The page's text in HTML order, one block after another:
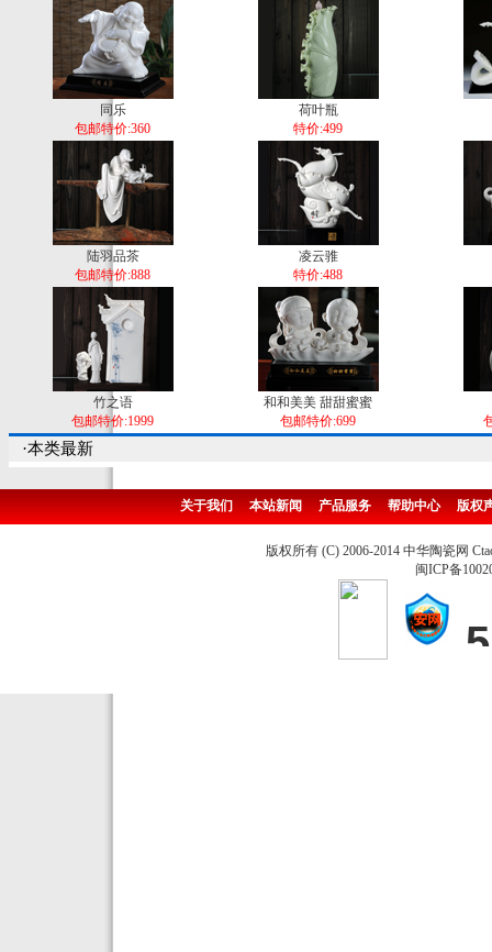
同乐
包邮特价:360
荷叶瓶
特价:499
陆羽品茶
包邮特价:888
凌云骓
特价:488
竹之语
包邮特价:1999
和和美美 甜甜蜜蜜
包邮特价:699
·本类最新
关于我们 本站新闻 产品服务 帮助中心 版权
版权所有 (C) 2006-2014 中华陶瓷网
闽ICP备